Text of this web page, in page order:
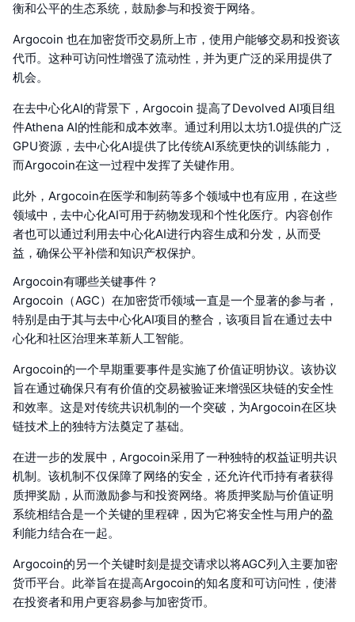
衡和公平的生态系统，鼓励参与和投资于网络。
Argocoin 也在加密货币交易所上市，使用户能够交易和投资该
代币。这种可访问性增强了流动性，并为更广泛的采用提供了
机会。
在去中心化AI的背景下，Argocoin 提高了Devolved AI项目组
件Athena AI的性能和成本效率。通过利用以太坊1.0提供的广泛
GPU资源，去中心化AI提供了比传统AI系统更快的训练能力，
而Argocoin在这一过程中发挥了关键作用。
此外，Argocoin在医学和制药等多个领域中也有应用，在这些
领域中，去中心化AI可用于药物发现和个性化医疗。内容创作
者也可以通过利用去中心化AI进行内容生成和分发，从而受
益，确保公平补偿和知识产权保护。
Argocoin有哪些关键事件？
Argocoin（AGC）在加密货币领域一直是一个显著的参与者，
特别是由于其与去中心化AI项目的整合，该项目旨在通过去中
心化和社区治理来革新人工智能。
Argocoin的一个早期重要事件是实施了价值证明协议。该协议
旨在通过确保只有有价值的交易被验证来增强区块链的安全性
和效率。这是对传统共识机制的一个突破，为Argocoin在区块
链技术上的独特方法奠定了基础。
在进一步的发展中，Argocoin采用了一种独特的权益证明共识
机制。该机制不仅保障了网络的安全，还允许代币持有者获得
质押奖励，从而激励参与和投资网络。将质押奖励与价值证明
系统相结合是一个关键的里程碑，因为它将安全性与用户的盈
利能力结合在一起。
Argocoin的另一个关键时刻是提交请求以将AGC列入主要加密
货币平台。此举旨在提高Argocoin的知名度和可访问性，使潜
在投资者和用户更容易参与加密货币。